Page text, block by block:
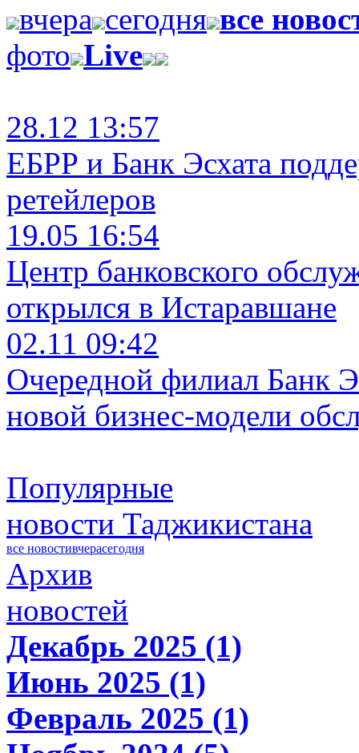
вчера сегодня все
фото Live
28.12 13:57
ЕБРР и Банк Эсхата
ретейлеров
19.05 16:54
Центр банковского
открылся в Истаравшане
02.11 09:42
Очередной филиал Банк
новой бизнес-модели
Популярные
новости Таджикистана
все новостивчерасегодня
Архив
новостей
Декабрь 2025 (1)
Июнь 2025 (1)
Февраль 2025 (1)